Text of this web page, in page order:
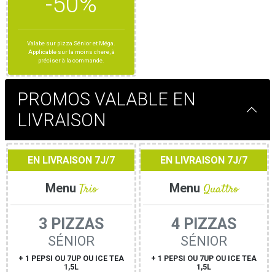
Valabe sur pizza Sénior et Méga.
Applicable sur la moins chere, à
préciser à la commande.
PROMOS VALABLE EN
LIVRAISON
EN LIVRAISON 7J/7
Menu Trio
3 PIZZAS
SÉNIOR
+ 1 PEPSI OU 7UP OU ICE TEA
1,5L
EN LIVRAISON 7J/7
Menu Quattro
4 PIZZAS
SÉNIOR
+ 1 PEPSI OU 7UP OU ICE TEA
1,5L